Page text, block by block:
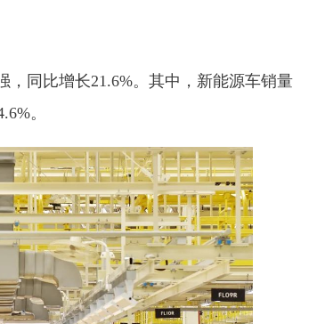
，同比增长21.6%。其中，新能源车销量
。